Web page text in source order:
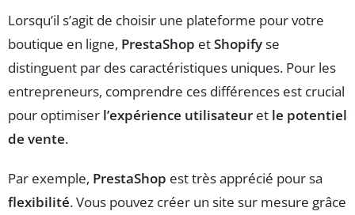
Lorsqu’il s’agit de choisir une plateforme pour votre
boutique en ligne, PrestaShop etShopifyse
distinguent par des caractéristiques uniques. Pour les
entrepreneurs, comprendre ces différences est crucial
pour optimiser l’expérience utilisateur et le potentiel
de vente.
Par exemple, PrestaShop est très apprécié pour sa
flexibilité. Vous pouvez créer un site sur mesure grâce